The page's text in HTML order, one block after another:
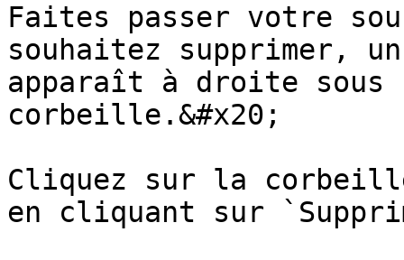
Faites passer votre
souhaitez supprimer,
apparaît à droite sous
corbeille.&#x20;
Cliquez sur la
en cliquant sur